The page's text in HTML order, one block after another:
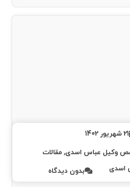
21 شهریور 1402
وکیل عباس اسدی,مقالات
اسدی
بدون دیدگاه